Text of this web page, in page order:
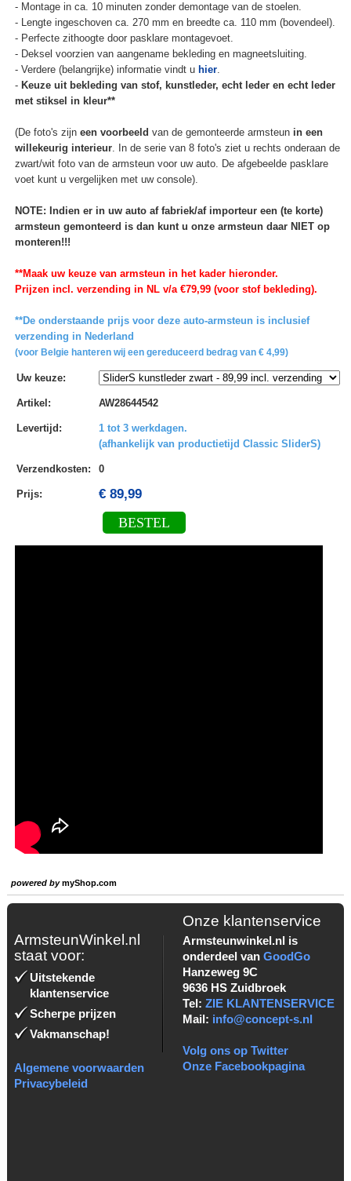
- Montage in ca. 10 minuten zonder demontage van de stoelen.
- Lengte ingeschoven ca. 270 mm en breedte ca. 110 mm (bovendeel).
- Perfecte zithoogte door pasklare montagevoet.
- Deksel voorzien van aangename bekleding en magneetsluiting.
- Verdere (belangrijke) informatie vindt u hier.
- Keuze uit bekleding van stof, kunstleder, echt leder en echt leder
met stiksel in kleur**
(De foto's zijn een voorbeeld van de gemonteerde armsteun in een
willekeurig interieur. In de serie van 8 foto's ziet u rechts onderaan de
zwart/wit foto van de armsteun voor uw auto. De afgebeelde pasklare
voet kunt u vergelijken met uw console).
NOTE: Indien er in uw auto af fabriek/af importeur een (te korte)
armsteun gemonteerd is dan kunt u onze armsteun daar NIET op
monteren!!!
**Maak uw keuze van armsteun in het kader hieronder.
Prijzen incl. verzending in NL v/a €79,99 (voor stof bekleding).
**De onderstaande prijs voor deze auto-armsteun is inclusief
verzending in Nederland
(voor Belgie hanteren wij een gereduceerd bedrag van € 4,99)
Uw keuze:
Artikel : AW28644542
Levertijd :
1 tot 3 werkdagen.
(afhankelijk van productietijd Classic SliderS)
Verzendkosten: 0
Prijs: € 89,99
BESTEL
powered bymyShop.com
ArmsteunWinkel.nl
staat voor:
Uitstekende
klantenservice
Scherpe prijzen
Vakmanschap!
Algemene voorwaarden
Privacybeleid
Onze klantenservice
Armsteunwinkel.nl is
onderdeel van GoodGo
Hanzeweg 9C
9636 HS Zuidbroek
Tel: ZIE KLANTENSERVICE
Mail: info@concept-s.nl
Volg ons op Twitter
Onze Facebookpagina